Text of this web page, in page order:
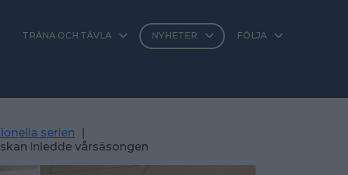
TRÄNA OCH TÄVLA NYHETER FÖLJA
serien
|
inledde vårsäsongen